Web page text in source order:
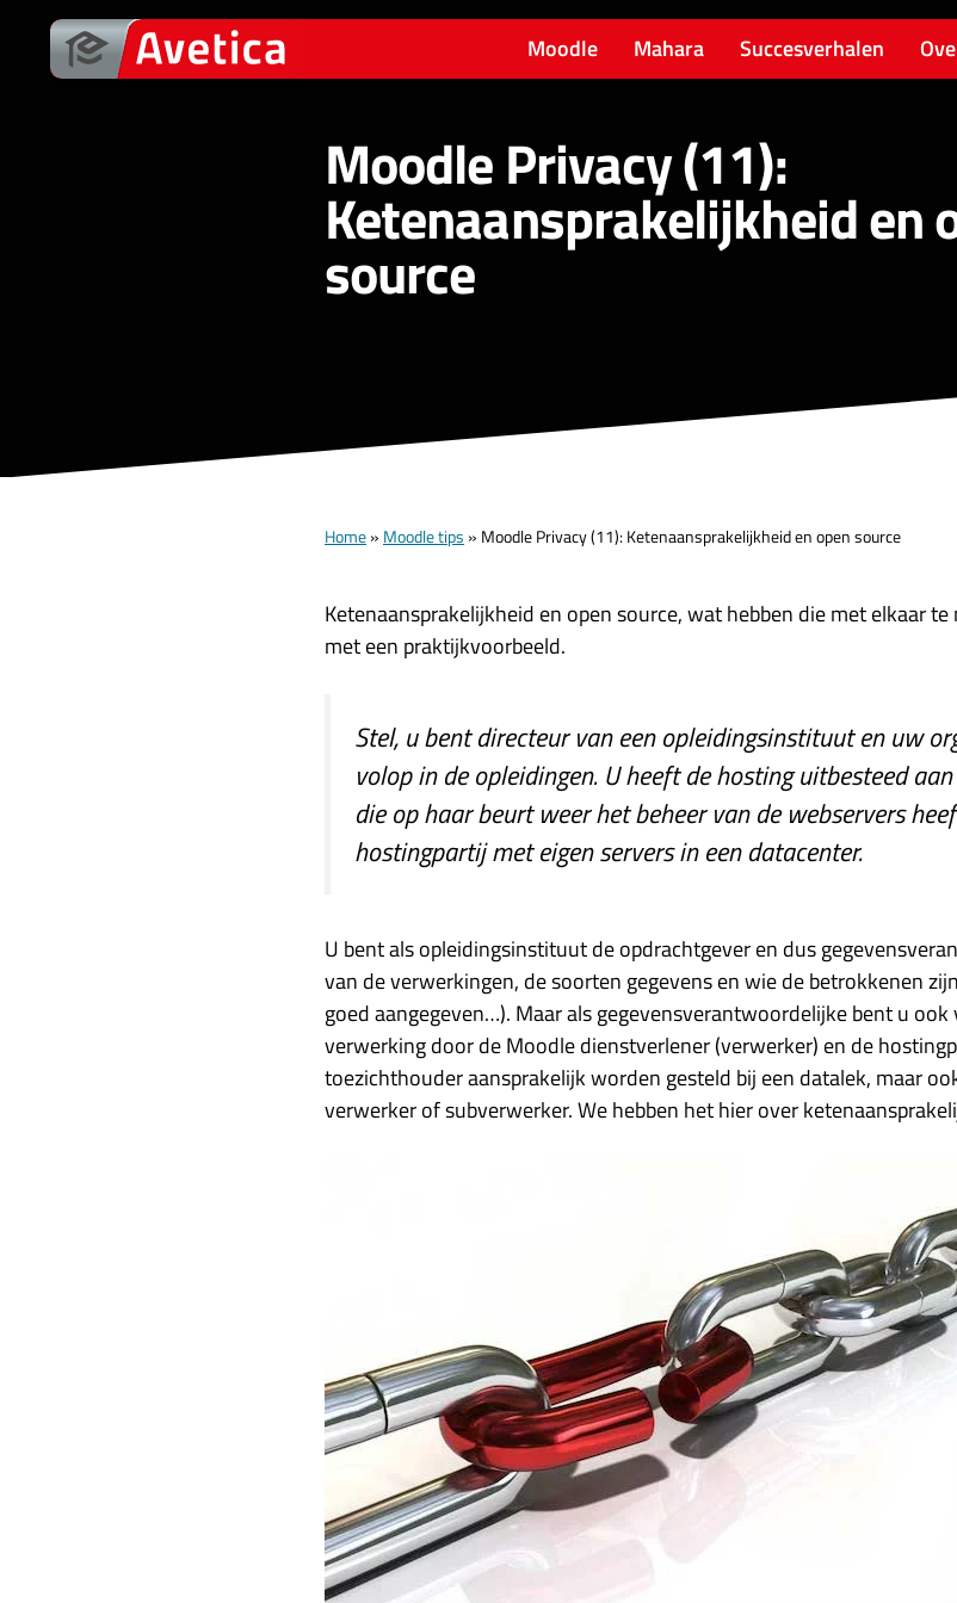
Moodle Mahara Succesverhalen
Moodle Privacy (11):
Ketenaansprakelijkheid en
source
Home» Moodle tips » Moodle Privacy (11): Ketenaansprakelijkheid en open source
Ketenaansprakelijkheid en open source, wat hebben die met elkaar
met een praktijkvoorbeeld.
Stel, u bent directeur van een opleidingsinstituut en uw
volop in de opleidingen. U heeft de hosting uitbesteed
die op haar beurt weer het beheer van de webservers
hostingpartij met eigen servers in een datacenter.
U bent als opleidingsinstituut de opdrachtgever en dus
van de verwerkingen, de soorten gegevens en wie de betrokkenen
goed aangegeven…). Maar als gegevensverantwoordelijke bent u
verwerking door de Moodle dienstverlener (verwerker) en de
toezichthouder aansprakelijk worden gesteld bij een datalek, maar
verwerker of subverwerker. We hebben het hier over